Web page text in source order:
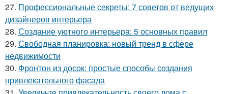
27. Профессиональные секреты: 7 советов от ведущих
дизайнеров интерьера
28. Создание уютного интерьера: 5 основных правил
29. Свободная планировка: новый тренд в сфере
недвижимости
30. Фронтон из досок: простые способы создания
привлекательного фасада